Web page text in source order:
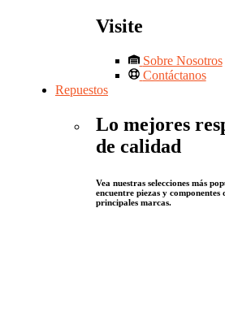
Visite
Sobre Nosotros
Contáctanos
Repuestos
Lo mejores
de calidad
Vea nuestras selecciones más
encuentre piezas y
principales marcas.